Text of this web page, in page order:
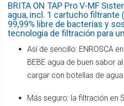
BRITA ON TAP Pro V-MF
agua, incl. 1 cartucho filtrante
99,99% libre de bacterias y
tecnologia de filtración para
Así de sencillo: ENROSCA
BEBE agua de buen sabor
cargar con botellas de agua.
Más seguro: la filtración en